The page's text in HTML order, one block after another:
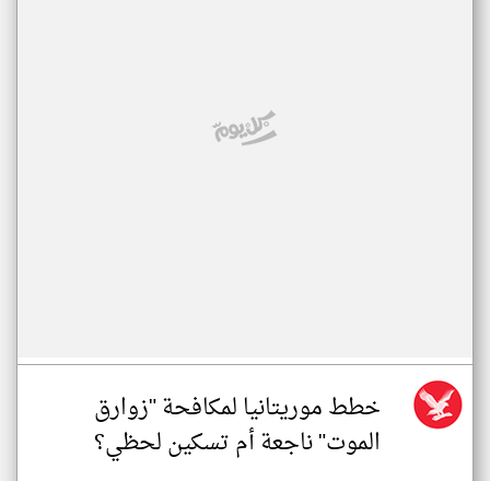
خطط موريتانيا لمكافحة "زوارق
الموت" ناجعة أم تسكين لحظي؟